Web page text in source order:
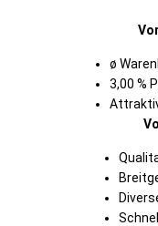
ø
3,00 %